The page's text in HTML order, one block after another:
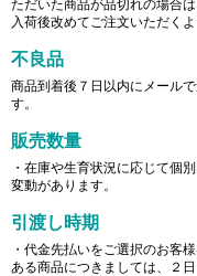
ただいた商品が品切れの場合
入荷後改めてご注文いただく
不良品
商品到着後７日以内にメール
す。
販売数量
・在庫や生育状況に応じて個
変動があります。
引渡し時期
・代金先払いをご選択のお客
ある商品につきましては、２